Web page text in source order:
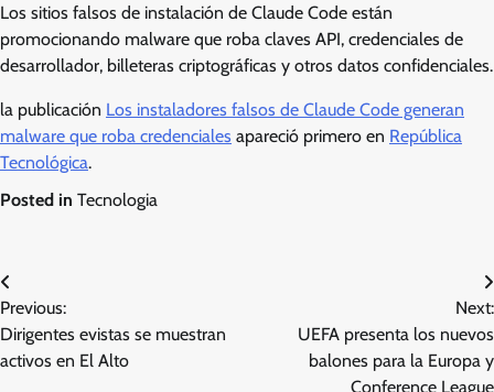
Los sitios falsos de instalación de Claude Code están
promocionando malware que roba claves API, credenciales de
desarrollador, billeteras criptográficas y otros datos confidenciales.
la publicación Los instaladores falsos de Claude Code generan
malware que roba credenciales apareció primero en República
Tecnológica.
Posted in Tecnologia
Post
navigation
Previous:
Dirigentes evistas se muestran
activos en El Alto
Next:
UEFA presenta los nuevos
balones para la Europa y
Conference League